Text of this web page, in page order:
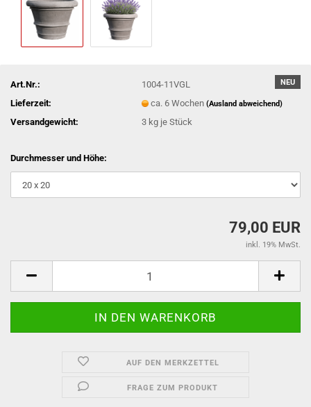
NEU
Art.Nr.:
1004-11VGL
Lieferzeit:
ca. 6 Wochen(Ausland abweichend)
Versandgewicht: 3 kg je Stück
Durchmesser und Höhe:
79,00 EUR
inkl. 19% MwSt.
AUF DEN MERKZETTEL
FRAGE ZUM PRODUKT